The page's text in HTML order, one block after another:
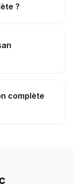
?
complète